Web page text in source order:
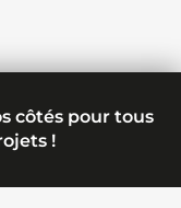
côtés pour tous
!